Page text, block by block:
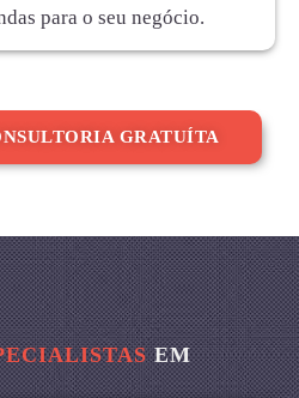
para o seu negócio.
GRATUÍTA
EM